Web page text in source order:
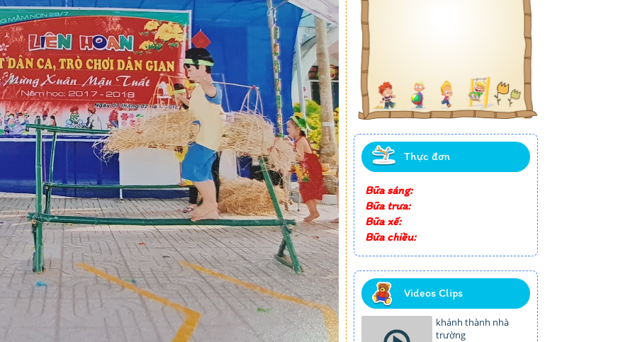
Thực đơn
Bữa sáng:
Bữa trưa:
Bữa xế:
Bữa chiều:
Videos Clips
khánh thành nhà
trường